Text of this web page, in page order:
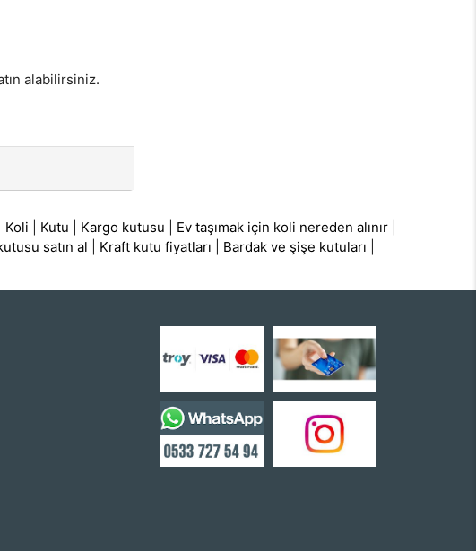
alabilirsiniz.
Koli Kutu Kargo kutusu Ev taşımak için koli nereden alınır
satın al Kraft kutu fiyatları Bardak ve şişe kutuları